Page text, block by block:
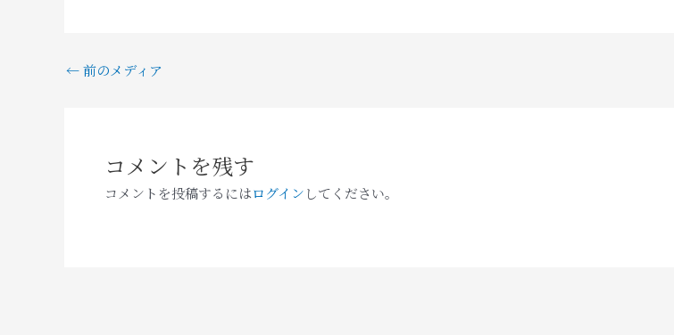
←前のメディア
コメントを残す
コメントを投稿するにはログインしてください。